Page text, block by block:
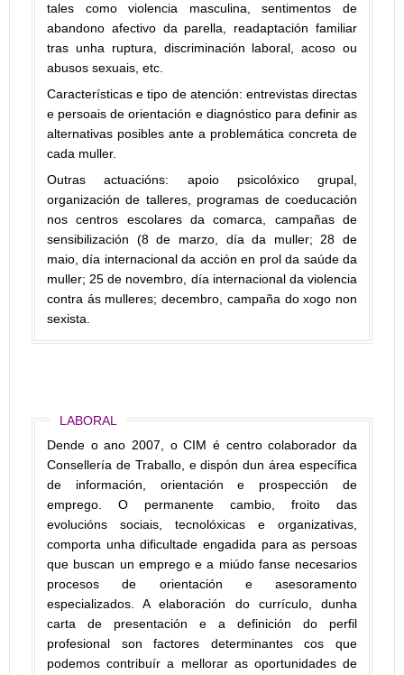
tales como violencia masculina, sentimentos de
abandono afectivo da parella, readaptación familiar
tras unha ruptura, discriminación laboral, acoso ou
abusos sexuais, etc.
Características e tipo de atención: entrevistas directas
e persoais de orientación e diagnóstico para definir as
alternativas posibles ante a problemática concreta de
cada muller.
Outras actuacións: apoio psicolóxico grupal,
organización de talleres, programas de coeducación
nos centros escolares da comarca, campañas de
sensibilización (8 de marzo, día da muller; 28 de
maio, día internacional da acción en prol da saúde da
muller; 25 de novembro, día internacional da violencia
contra ás mulleres; decembro, campaña do xogo non
sexista.
LABORAL
Dende o ano 2007, o CIM é centro colaborador da
Consellería de Traballo, e dispón dun área específica
de información, orientación e prospección de
emprego. O permanente cambio, froito das
evolucións sociais, tecnolóxicas e organizativas,
comporta unha dificultade engadida para as persoas
que buscan un emprego e a miúdo fanse necesarios
procesos de orientación e asesoramento
especializados. A elaboración do currículo, dunha
carta de presentación e a definición do perfil
profesional son factores determinantes cos que
podemos contribuír a mellorar as oportunidades de